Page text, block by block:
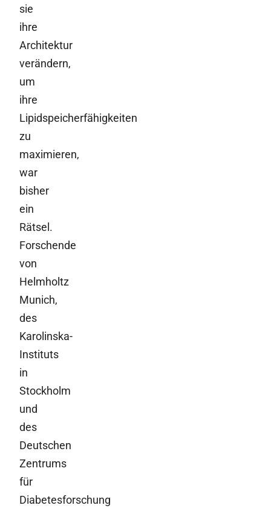
sie
ihre
Architektur
verändern,
um
ihre
Lipidspeicherfähigkeiten
zu
maximieren,
war
bisher
ein
Rätsel.
Forschende
von
Helmholtz
Munich,
des
Karolinska-
Instituts
in
Stockholm
und
des
Deutschen
Zentrums
für
Diabetesforschung